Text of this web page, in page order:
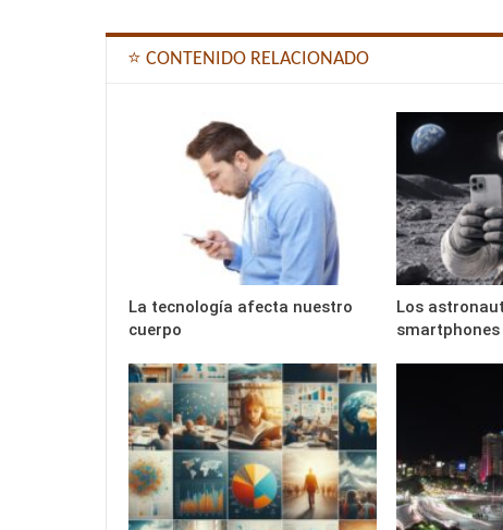
⭐ CONTENIDO RELACIONADO
La tecnología afecta nuestro
cuerpo
Los
smartphones